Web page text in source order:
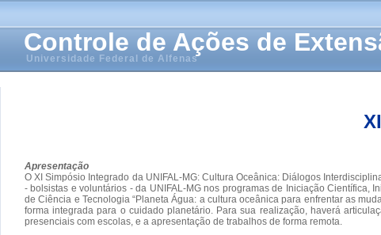
Controle de Ações de
Universidade Federal de Alfenas
Apresentação
O XI Simpósio Integrado da UNIFAL-MG: Cultura Oceânica: Diálogos
- bolsistas e voluntários - da UNIFAL-MG nos programas de Iniciação Científica,
de Ciência e Tecnologia “Planeta Água: a cultura oceânica para enfrentar as
forma integrada para o cuidado planetário. Para sua realização, haverá
presenciais com escolas, e a apresentação de trabalhos de forma remota.